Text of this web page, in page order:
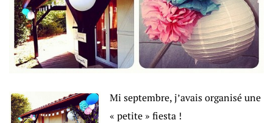
Mi septembre, j’avais organisé une
« petite » fiesta !